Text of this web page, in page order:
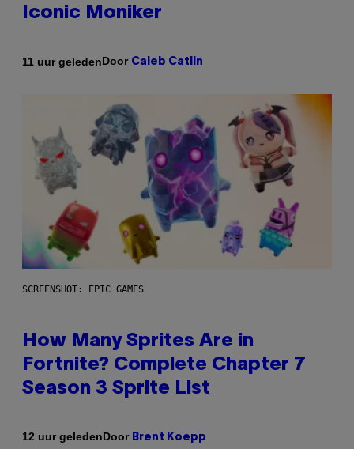
Iconic Moniker
11 uur geledenDoor Caleb Catlin
SCREENSHOT: EPIC GAMES
How Many Sprites Are in
Fortnite? Complete Chapter 7
Season 3 Sprite List
12 uur geledenDoor Brent Koepp